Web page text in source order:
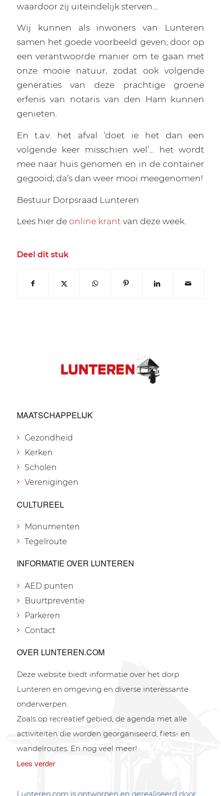
waardoor zij uiteindelijk sterven…
Wij kunnen als inwoners van Lunteren
samen het goede voorbeeld geven, door op
een verantwoorde manier om te gaan met
onze mooie natuur, zodat ook volgende
generaties van deze prachtige groene
erfenis van notaris van den Ham kunnen
genieten.
En t.a.v. het afval ‘doet ie het dan een
volgende keer misschien wel’… het wordt
mee naar huis genomen en in de container
gegooid; da’s dan weer mooi meegenomen!
Bestuur Dorpsraad Lunteren
Lees hier deonline krant van deze week.
Deel dit stuk
MAATSCHAPPELIJK
Gezondheid
Kerken
Scholen
Verenigingen
CULTUREEL
Monumenten
Tegelroute
INFORMATIE OVER LUNTEREN
AED punten
Buurtpreventie
Parkeren
Contact
OVER LUNTEREN.COM
Deze website biedt informatie over het dorp
Lunteren en omgeving en diverse interessante
onderwerpen.
Zoals op recreatief gebied, de agenda met alle
activiteiten die worden georganiseerd, fiets- en
wandelroutes. En nog veel meer!
Lees verder
Lunteren.com is ontworpen en gerealiseerd door